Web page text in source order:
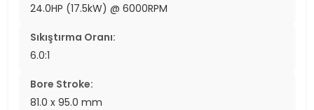
24.0HP (17.5kW) @ 6000RPM
Sıkıştırma Oranı:
6.0:1
Bore Stroke:
81.0 x 95.0 mm